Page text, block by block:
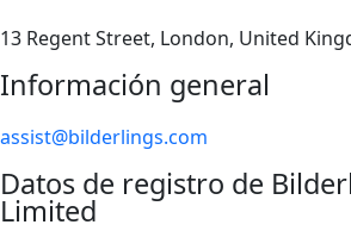
13 Regent Street, London, United
Información general
assist@bilderlings.com
Datos de registro de
Limited